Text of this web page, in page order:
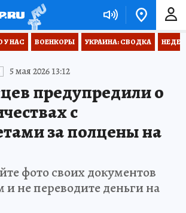
У НАС ВОЕНКОРЫ УКРАИНА: СВОДКА
5 мая 2026 13:12
предупредили о
с
за полцены на
фото своих документов
и не переводите деньги на